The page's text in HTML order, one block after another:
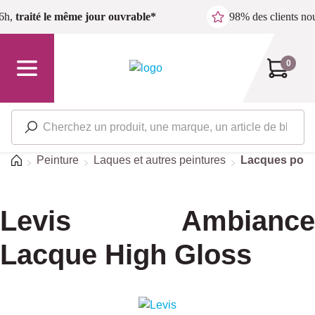
Passer au contenu principal
traité le même jour ouvrable* 98% des clients
0
Accueil
Peinture Laques et autres peintures Lacques
Levis Ambiance
Lacque High Gloss